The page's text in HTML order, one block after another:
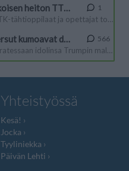
Yhteistyössä
Kesä!
Jocka
Tyyliniekka
Päivän Lehti